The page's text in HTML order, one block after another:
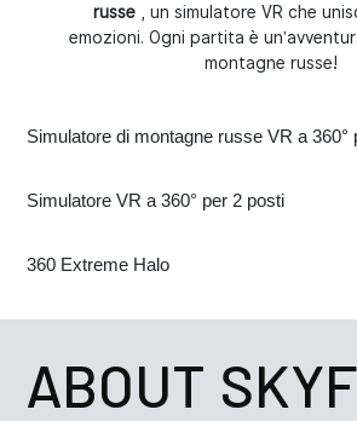
russe, un simulatore VR che
emozioni. Ogni partita è
montagne russe!
Simulatore di montagne russe VR a 360°
Simulatore VR a 360° per 2 posti
360 Extreme Halo
ABOUT